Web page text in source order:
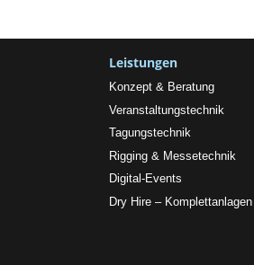
Leistungen
Konzept & Beratung
Veranstaltungstechnik
Tagungstechnik
Rigging & Messetechnik
Digital-Events
Dry Hire – Komplettanlagen